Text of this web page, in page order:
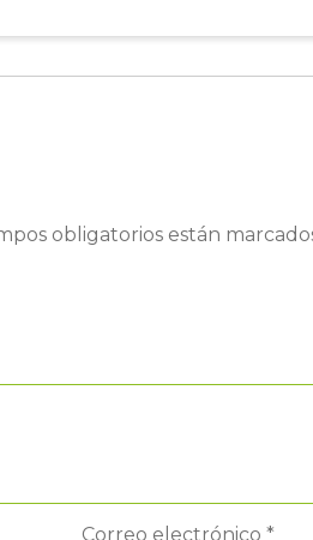
obligatorios están
Correo electrónico*